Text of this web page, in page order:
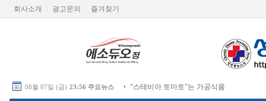
회사소개 광고문의 즐겨찾기
08월 07일 (금) 23:56 주요뉴스 “스테비아 토마토”는 가공식품